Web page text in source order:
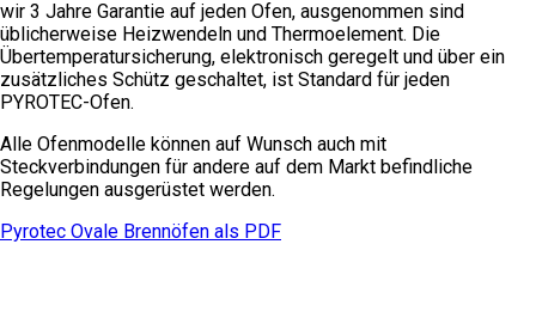
wir 3 Jahre Garantie auf jeden Ofen, ausgenommen sind
üblicherweise Heizwendeln und Thermoelement. Die
Übertemperatursicherung, elektronisch geregelt und über ein
zusätzliches Schütz geschaltet, ist Standard für jeden
PYROTEC-Ofen.
Alle Ofenmodelle können auf Wunsch auch mit
Steckverbindungen für andere auf dem Markt befindliche
Regelungen ausgerüstet werden.
Pyrotec Ovale Brennöfen als PDF